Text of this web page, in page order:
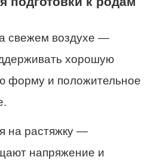
свежем воздухе —
хорошую
форму и положительное
на растяжку —
напряжение и